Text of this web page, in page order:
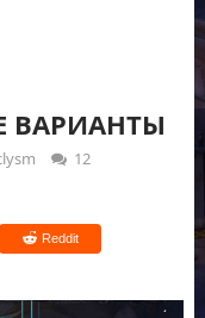
ВАРИАНТЫ
12
Reddit